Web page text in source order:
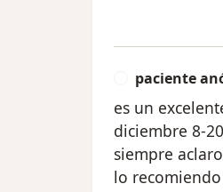
paciente
es un
diciembre 8-
siempre
lo